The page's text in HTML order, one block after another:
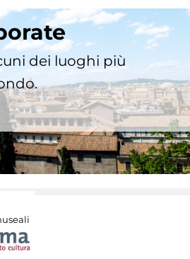
dei luoghi più